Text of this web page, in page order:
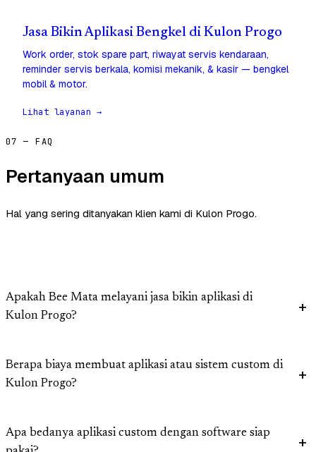
Jasa Bikin Aplikasi Bengkel di Kulon Progo
Work order, stok spare part, riwayat servis kendaraan,
reminder servis berkala, komisi mekanik, & kasir — bengkel
mobil & motor.
Lihat layanan →
07 — FAQ
Pertanyaan umum
Hal yang sering ditanyakan klien kami di Kulon Progo.
Apakah Bee Mata melayani jasa bikin aplikasi di
Kulon Progo?
Berapa biaya membuat aplikasi atau sistem custom di
Kulon Progo?
Apa bedanya aplikasi custom dengan software siap